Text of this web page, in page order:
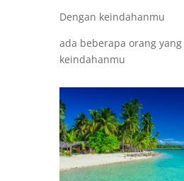
Dengan keindahanmu
ada beberapa orang
keindahanmu